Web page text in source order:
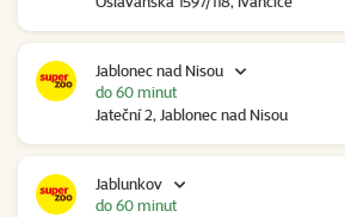
Jablonec nad Nisou
Jateční 2, Jablonec nad Nisou
do 60 minut
Jablunkov
do 60 minut